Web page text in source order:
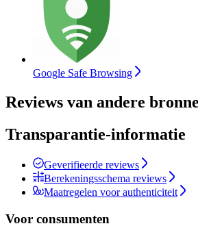
Google Safe Browsing
Reviews van andere
Transparantie-informatie
Geverifieerde reviews
Berekeningsschema reviews
Maatregelen voor authenticiteit
Voor consumenten